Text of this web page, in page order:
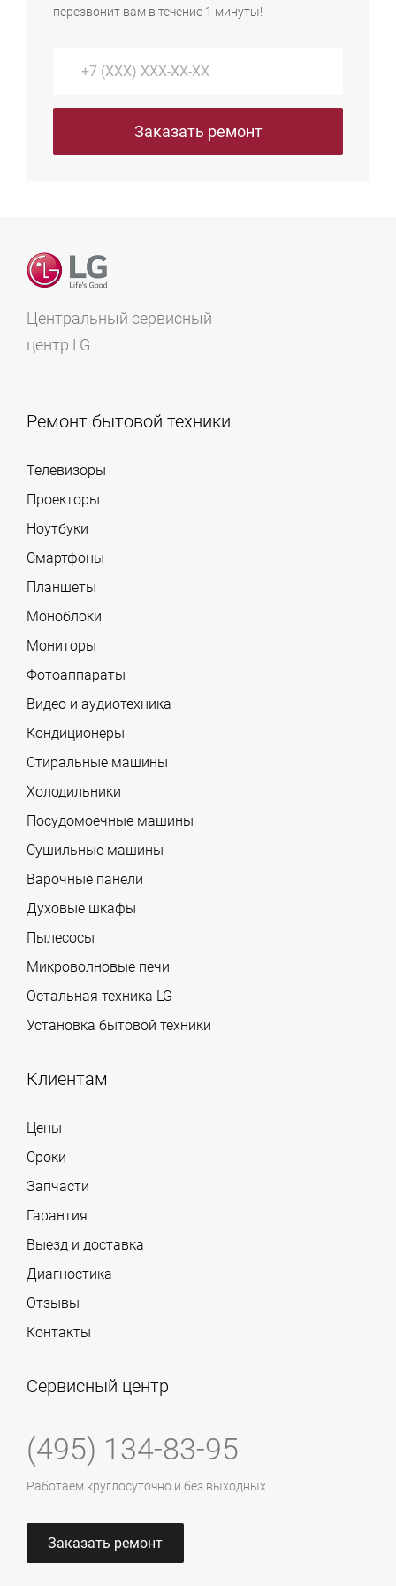
Пытаться наклонять машинку для слива воды
перезвонит вам в течение 1 минуты!
Заказать ремонт
Центральный сервисный
центр LG
Ремонт бытовой техники
Телевизоры
Проекторы
Ноутбуки
Смартфоны
Планшеты
Моноблоки
Мониторы
Фотоаппараты
Видео и аудиотехника
Кондиционеры
Стиральные машины
Холодильники
Посудомоечные машины
Сушильные машины
Варочные панели
Духовые шкафы
Пылесосы
Микроволновые печи
Остальная техника LG
Установка бытовой техники
Клиентам
Цены
Сроки
Запчасти
Гарантия
Выезд и доставка
Диагностика
Отзывы
Контакты
Сервисный центр
(495) 134-83-95
Работаем круглосуточно и без выходных
Заказать ремонт